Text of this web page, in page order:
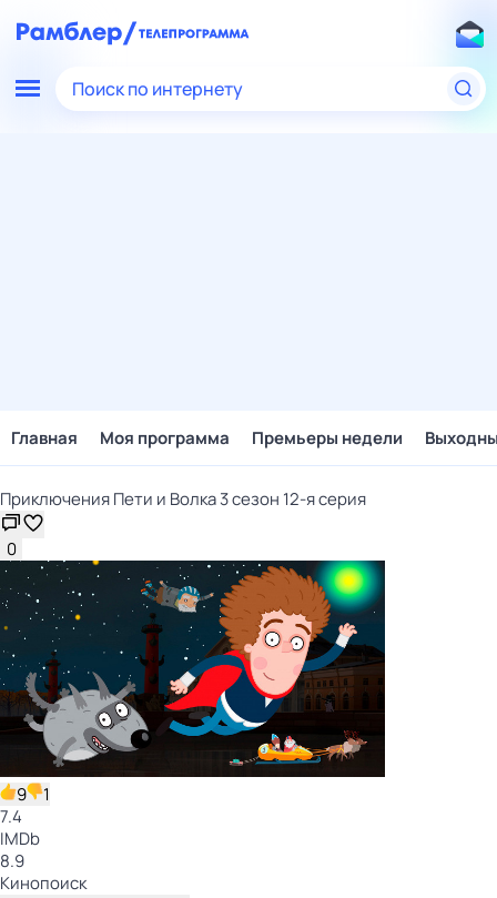
Поиск по интернету
Главная Моя программа Премьеры недели
Приключения Пети и Волка 3 сезон 12-я серия
0
9
1
7.4
IMDb
8.9
Кинопоиск